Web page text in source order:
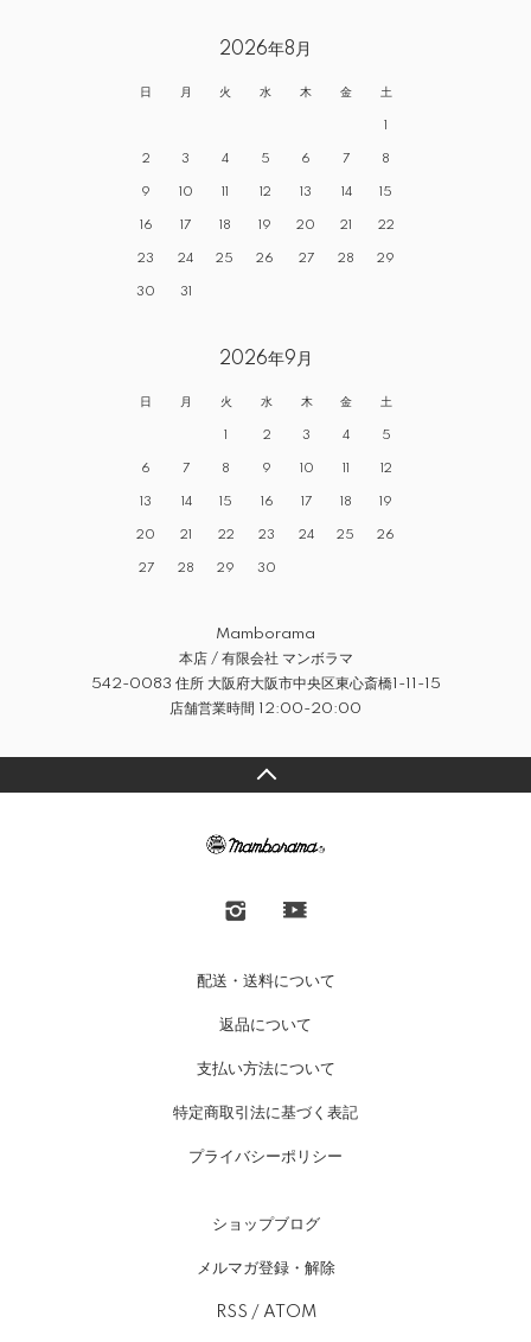
2026年8月
日 月 火 水 木 金 土
1
2 3 4 5 6 7 8
9 10 11 12 13 14 15
16 17 18 19 20 21 22
23 24 25 26 27 28 29
30 31
2026年9月
日 月 火 水 木 金 土
1 2 3 4 5
6 7 8 9 10 11 12
13 14 15 16 17 18 19
20 21 22 23 24 25 26
27 28 29 30
Mamborama
本店 / 有限会社 マンボラマ
542-0083 住所 大阪府大阪市中央区東心斎橋1-11-15
店舗営業時間 12:00-20:00
配送・送料について
返品について
支払い方法について
特定商取引法に基づく表記
プライバシーポリシー
ショップブログ
メルマガ登録・解除
RSS / ATOM